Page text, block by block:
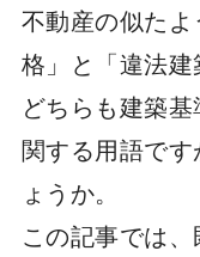
不動産の似た
格」と「違法建
どちらも建築
関する用語で
ょうか。
この記事では